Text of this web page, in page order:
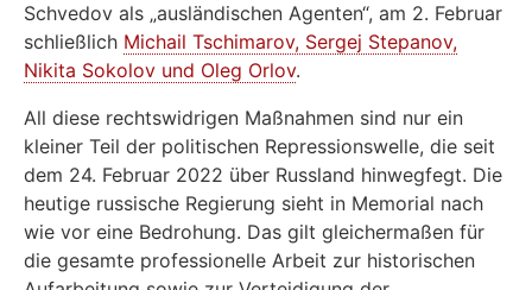
Schvedov als „ausländischen Agenten“, am 2. Februar
schließlich Michail Tschimarov, Sergej Stepanov,
Nikita Sokolov und Oleg Orlov.
All diese rechtswidrigen Maßnahmen sind nur ein
kleiner Teil der politischen Repressionswelle, die seit
dem 24. Februar 2022 über Russland hinwegfegt. Die
heutige russische Regierung sieht in Memorial nach
wie vor eine Bedrohung. Das gilt gleichermaßen für
die gesamte professionelle Arbeit zur historischen